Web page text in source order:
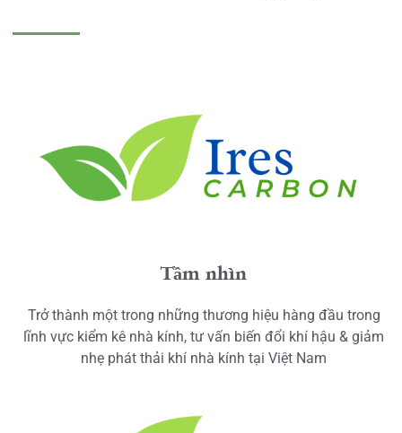
Tầm nhìn
Trở thành một trong những thương hiệu hàng đầu trong
lĩnh vực kiểm kê nhà kính, tư vấn biến đổi khí hậu & giảm
nhẹ phát thải khí nhà kính tại Việt Nam